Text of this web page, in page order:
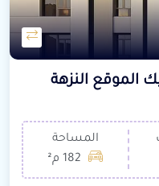
المساحة
182 م²